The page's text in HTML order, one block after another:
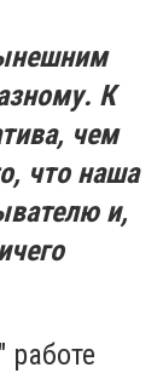
К
чем
что наша
и,